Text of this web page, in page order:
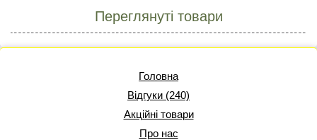
Переглянуті товари
Головна
Відгуки (240)
Акційні товари
Про нас